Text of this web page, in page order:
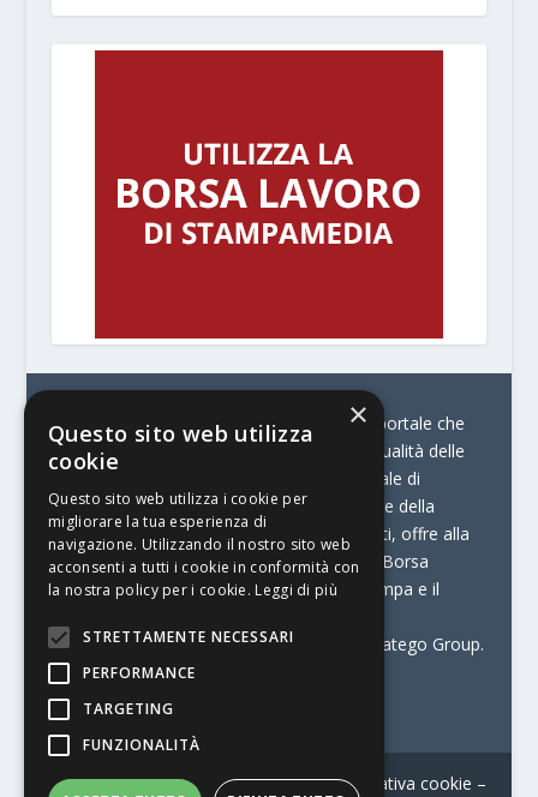
© Stratego Group –
stampamedia.net è il portale che
racconta le innovazioni tecnologiche e l’attualità delle
aziende di stampa e di converting. È il portale di
riferimento per chi opera in Italia nel settore della
comunicazione stampata. Oltre ai contenuti, offre alla
propria community diversi servizi come:
la Borsa
Lavoro, la Print Connection, i Big della Stampa e il
Stampamedia.net è una delle testate di Stratego Group.
Partita IVA07921450156
Contatti–Informativa privacy–Informativa cookie –
×
Questo sito web utilizza
cookie
Questo sito web utilizza i cookie per
migliorare la tua esperienza di
navigazione. Utilizzando il nostro sito web
acconsenti a tutti i cookie in conformità con
la nostra policy per i cookie. Leggi di più
STRETTAMENTE NECESSARI
PERFORMANCE
TARGETING
FUNZIONALITÀ